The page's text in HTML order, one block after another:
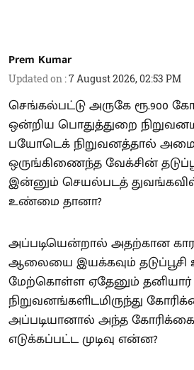
Prem Kumar
Updated on :7 August 2026, 02:53 PM
செங்கல்பட்டு அருகே ரூ.900
ஒன்றிய பொதுத்துறை
பயோடெக் நிறுவனத்தால்
ஒருங்கிணைந்த வேக்சின்
இன்னும் செயல்படத்
உண்மை தானா?
அப்படியென்றால் அதற்கான
ஆலையை இயக்கவும் தடுப்பூசி
மேற்கொள்ள ஏதேனும் தனியார்
நிறுவனங்களிடமிருந்து
அப்படியானால் அந்த
எடுக்கப்பட்ட முடிவு என்ன?